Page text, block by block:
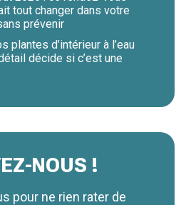
tout changer dans votre
prévenir
plantes d’intérieur à l’eau
décide si c’est une
NOUS !
pour ne rien rater de